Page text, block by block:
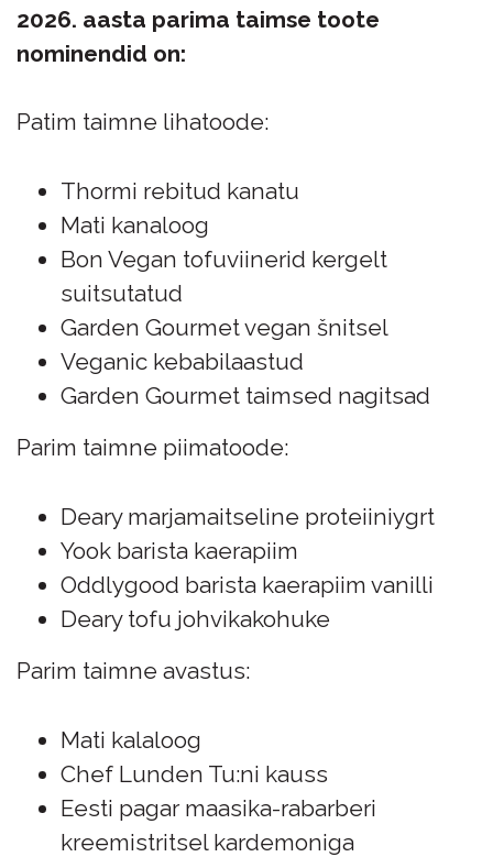
2026. aasta parima taimse toote
nominendid on:
Patim taimne lihatoode:
Thormi rebitud kanatu
Mati kanaloog
Bon Vegan tofuviinerid kergelt
suitsutatud
Garden Gourmet vegan šnitsel
Veganic kebabilaastud
Garden Gourmet taimsed nagitsad
Parim taimne piimatoode:
Deary marjamaitseline proteiiniygrt
Yook barista kaerapiim
Oddlygood barista kaerapiim vanilli
Deary tofu johvikakohuke
Parim taimne avastus:
Mati kalaloog
Chef Lunden Tu:ni kauss
Eesti pagar maasika-rabarberi
kreemistritsel kardemoniga